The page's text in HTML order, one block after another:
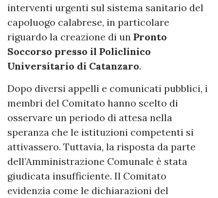
interventi urgenti sul sistema sanitario del
capoluogo calabrese, in particolare
riguardo la creazione di un Pronto
Soccorso presso il Policlinico
Universitario di Catanzaro.
Dopo diversi appelli e comunicati pubblici, i
membri del Comitato hanno scelto di
osservare un periodo di attesa nella
speranza che le istituzioni competenti si
attivassero. Tuttavia, la risposta da parte
dell’Amministrazione Comunale è stata
giudicata insufficiente. Il Comitato
evidenzia come le dichiarazioni del